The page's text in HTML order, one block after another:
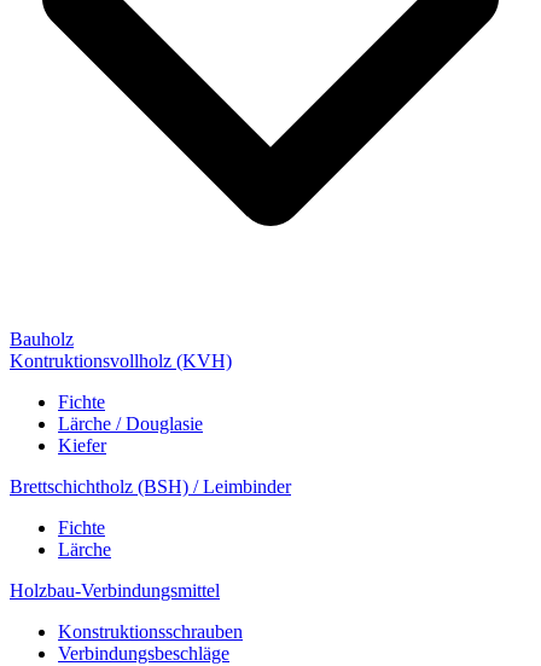
Bauholz
Kontruktionsvollholz (KVH)
Fichte
Lärche / Douglasie
Kiefer
Brettschichtholz (BSH) / Leimbinder
Fichte
Lärche
Holzbau-Verbindungsmittel
Konstruktionsschrauben
Verbindungsbeschläge